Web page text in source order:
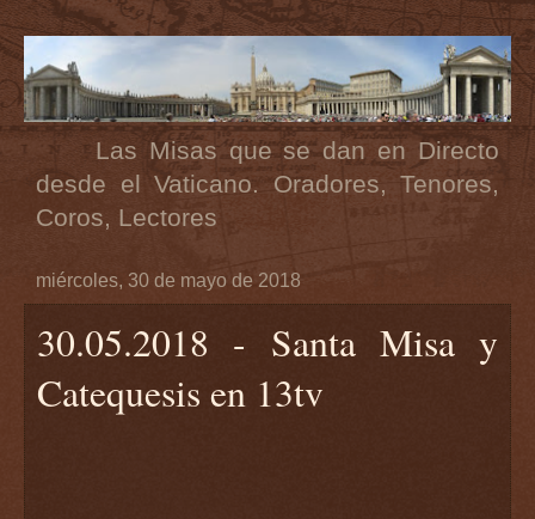
Las Misas que se dan en Directo
desde el Vaticano. Oradores, Tenores,
Coros, Lectores
miércoles, 30 de mayo de 2018
30.05.2018 - Santa Misa y
Catequesis en 13tv